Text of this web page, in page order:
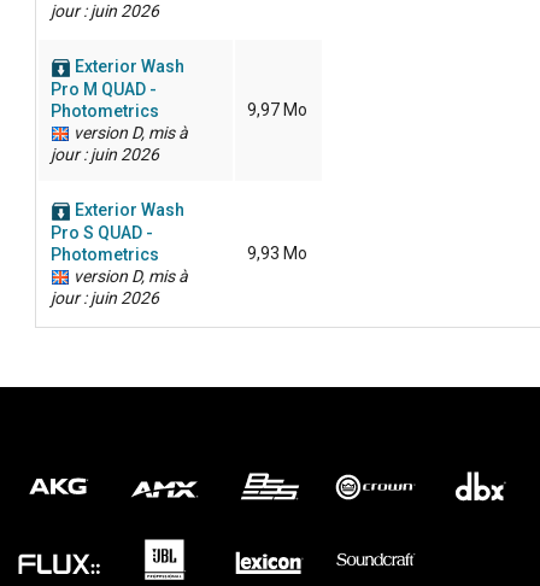
jour : juin 2026
Exterior Wash
Pro M QUAD -
Photometrics
version D, mis à
jour : juin 2026
9,97 Mo
Exterior Wash
Pro S QUAD -
Photometrics
version D, mis à
jour : juin 2026
9,93 Mo